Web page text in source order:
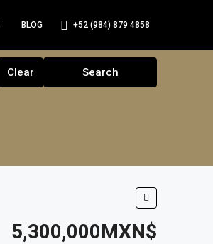
BLOG +52 (984) 879 4858
Clear Search
5,300,000MXN$